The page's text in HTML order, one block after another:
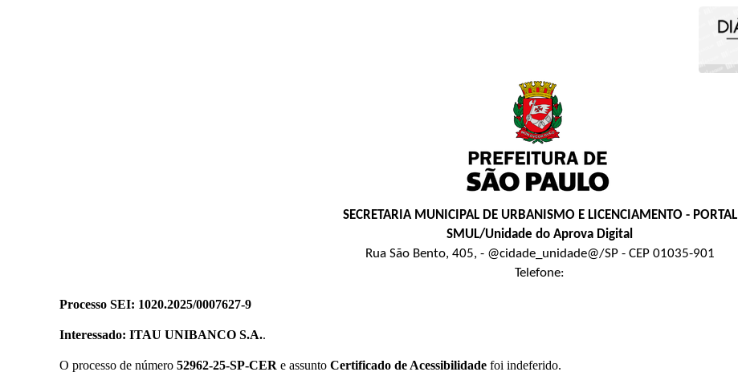
SECRETARIA MUNICIPAL DE URBANISMO E LICENCIAMENTO - PORTAL
SMUL/Unidade do Aprova Digital
Rua São Bento, 405, - @cidade_unidade@/SP - CEP 01035-901
Telefone:
Processo SEI: 1020.2025/0007627-9
Interessado: ITAU UNIBANCO S.A..
O processo de número52962-25-SP-CER e assuntoCertificado de Acessibilidade foi indeferido.